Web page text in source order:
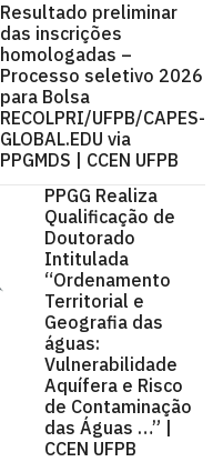
Resultado preliminar
das inscrições
homologadas –
Processo seletivo 2026
para Bolsa
RECOLPRI/UFPB/CAPES-
GLOBAL.EDU via
PPGMDS | CCEN UFPB
PPGG Realiza
Qualificação de
Doutorado
Intitulada
“Ordenamento
Territorial e
Geografia das
águas:
Vulnerabilidade
Aquífera e Risco
de Contaminação
das Águas …” |
CCEN UFPB